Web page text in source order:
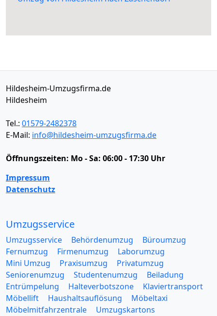
Hildesheim-Umzugsfirma.de
Hildesheim
Tel.: 01579-2482378
E-Mail: info@hildesheim-umzugsfirma.de
Öffnungszeiten: Mo - Sa: 06:00 - 17:30 Uhr
Impressum
Datenschutz
Umzugsservice
Umzugsservice Behördenumzug
Büroumzug
Fernumzug
Firmenumzug
Laborumzug
Mini Umzug
Praxisumzug
Privatumzug
Seniorenumzug
Studentenumzug
Beiladung
Entrümpelung
Halteverbotszone
Klaviertransport
Möbellift
Haushaltsauflösung
Möbeltaxi
Möbelmitfahrzentrale
Umzugskartons